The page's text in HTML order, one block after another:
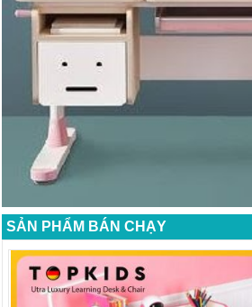
SẢN PHẨM BÁN CHẠY